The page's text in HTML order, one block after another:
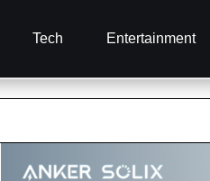
Tech Entertainment